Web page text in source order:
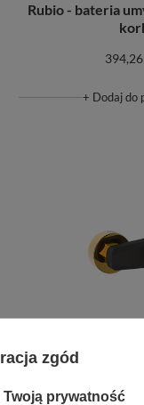
Rubio - bateria
394,26
+ Dodaj do
zestawu
zgód
Twoją prywatność